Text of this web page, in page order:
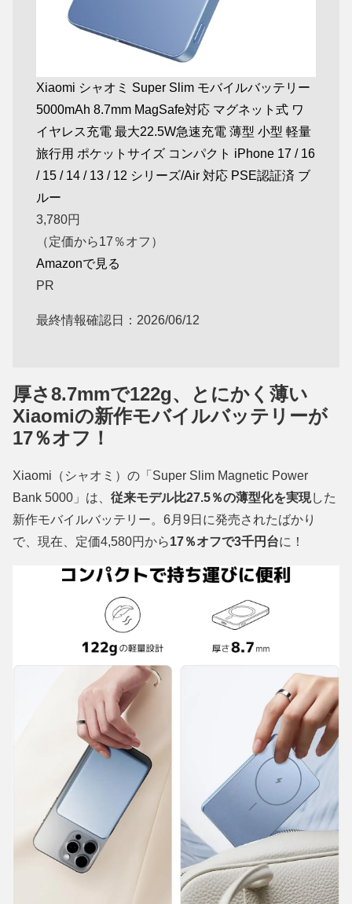
Xiaomi シャオミ Super Slim モバイルバッテリー
5000mAh 8.7mm MagSafe対応 マグネット式 ワ
イヤレス充電 最大22.5W急速充電 薄型 小型 軽量
旅行用 ポケットサイズ コンパクト iPhone 17 / 16
/ 15 / 14 / 13 / 12 シリーズ/Air 対応 PSE認証済 ブ
ルー
3,780円
（定価から17％オフ）
Amazonで見る
PR
最終情報確認日：2026/06/12
厚さ8.7mmで122g、とにかく薄い
Xiaomiの新作モバイルバッテリーが
17％オフ！
Xiaomi（シャオミ）の「Super Slim Magnetic Power
Bank 5000」は、 従来モデル比27.5％の薄型化を実現した
新作モバイルバッテリー。6月9日に発売されたばかり
で、現在、定価4,580円から17％オフで3千円台に！